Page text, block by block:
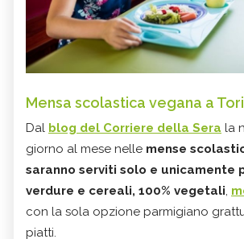
Mensa scolastica vegana a
Dal blog del Corriere della Sera la
giorno al mese nelle mense
saranno serviti solo e unicamente
verdure e cereali, 100% vegetali,
con la sola opzione parmigiano
piatti.